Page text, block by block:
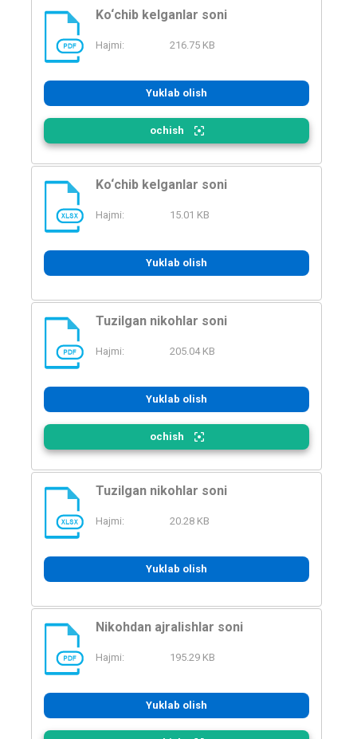
PDF
Ko‘chib kelganlar soni
Hajmi: 216.75 KB
Yuklab olish
ochish
XLSX
Ko‘chib kelganlar soni
Hajmi: 15.01 KB
Yuklab olish
PDF
Tuzilgan nikohlar soni
Hajmi: 205.04 KB
Yuklab olish
ochish
XLSX
Tuzilgan nikohlar soni
Hajmi: 20.28 KB
Yuklab olish
PDF
Nikohdan ajralishlar soni
Hajmi: 195.29 KB
Yuklab olish